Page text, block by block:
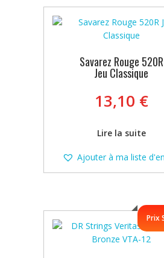
récent
au
plus
Savarez Rouge 520R
Jeu Classique
13,10 €
Lire la suite
Ajouter à ma liste
Prix